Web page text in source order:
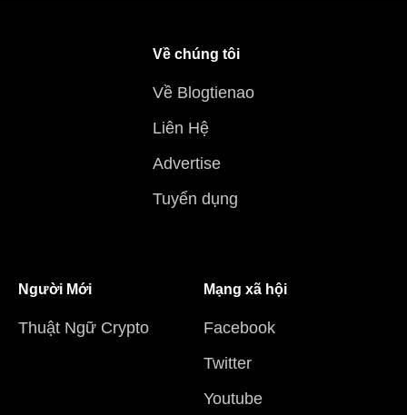
Về chúng tôi
Về Blogtienao
Liên Hệ
Advertise
Tuyển dụng
Người Mới
Thuật Ngữ Crypto
Mạng xã hội
Facebook
Twitter
Youtube